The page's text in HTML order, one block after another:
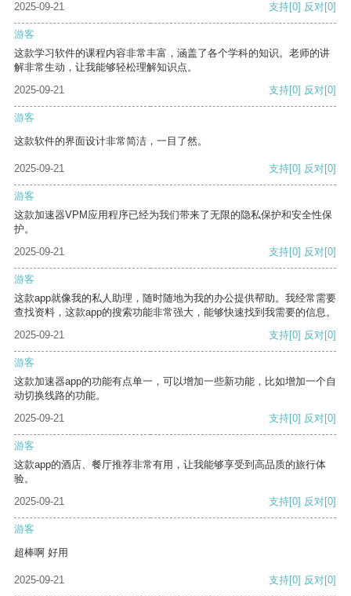
2025-09-21 支持[0] 反对[0]
游客
这款学习软件的课程内容非常丰富，涵盖了各个学科的知识。老师的讲
解非常生动，让我能够轻松理解知识点。
2025-09-21
支持[0] 反对[0]
游客
这款软件的界面设计非常简洁，一目了然。
2025-09-21 支持[0] 反对[0]
游客
这款加速器VPM应用程序已经为我们带来了无限的隐私保护和安全性保
护。
2025-09-21
支持[0] 反对[0]
游客
这款app就像我的私人助理，随时随地为我的办公提供帮助。我经常需要
查找资料，这款app的搜索功能非常强大，能够快速找到我需要的信息。
2025-09-21
支持[0] 反对[0]
游客
这款加速器app的功能有点单一，可以增加一些新功能，比如增加一个自
动切换线路的功能。
2025-09-21
支持[0] 反对[0]
游客
这款app的酒店、餐厅推荐非常有用，让我能够享受到高品质的旅行体
验。
2025-09-21
支持[0] 反对[0]
游客
超棒啊 好用
2025-09-21 支持[0] 反对[0]